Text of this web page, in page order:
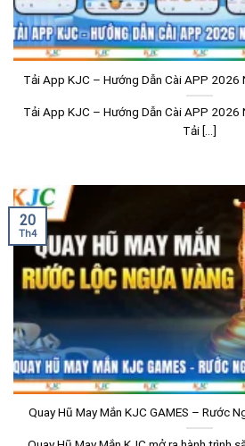
Tải App KJC – Hướng Dẫn Cài APP 2026
Tải App KJC – Hướng Dẫn Cài APP 2026
Tải [...]
Quay Hũ May Mắn KJC GAMES – Rước
20
Th4